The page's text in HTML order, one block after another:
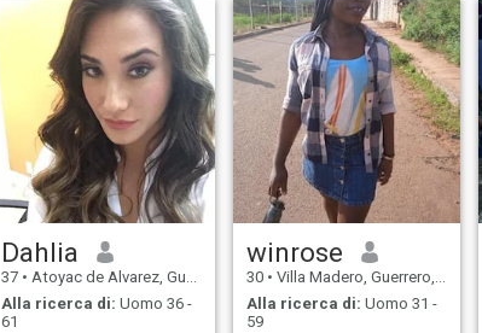
Dahlia
37 • Atoyac de Alvarez, Guerrero, Messico
Alla ricerca di: Uomo 36 -
61
winrose
30 • Villa Madero, Guerrero, Messico
Alla ricerca di: Uomo 31 -
59